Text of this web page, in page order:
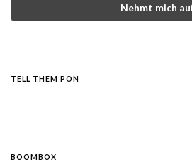
TELL THEM PON
BOOMBOX